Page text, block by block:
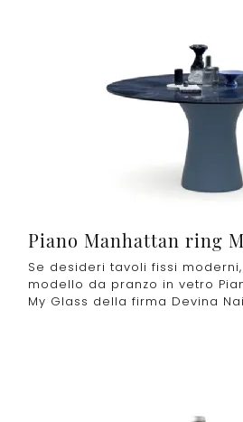
Piano Manhattan ring
Se desideri tavoli fissi
modello da pranzo in vetro
My Glass della firma Devina